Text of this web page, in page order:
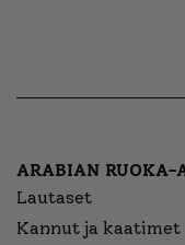
ARABIAN RUOKA-
Lautaset
Kannut ja kaatimet